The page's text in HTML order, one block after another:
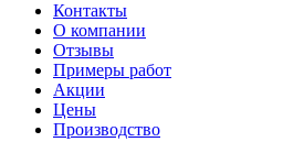
Контакты
О компании
Отзывы
Примеры работ
Акции
Цены
Производство